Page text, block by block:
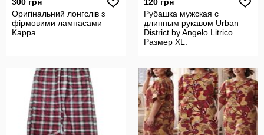
Оригінальний лонгслів з
фірмовими лампасами
Kappa
Рубашка мужская с
длинным рукавом Urban
District by Angelo Litrico.
Размер XL.